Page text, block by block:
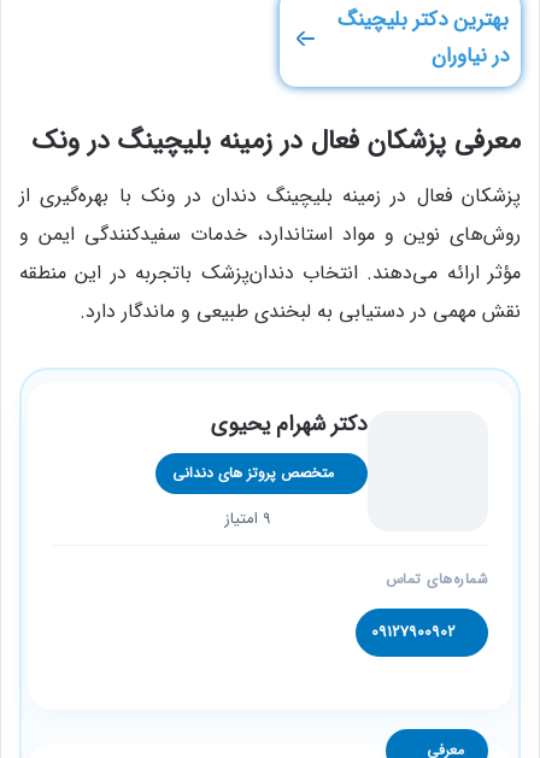
بهترین دکتر بلیچینگ
در نیاوران
معرفی پزشکان فعال در زمینه بلیچینگ در ونک
پزشکان فعال در زمینه بلیچینگ دندان در ونک با بهره‌گیری از
روش‌های نوین و مواد استاندارد، خدمات سفیدکنندگی ایمن و
مؤثر ارائه می‌دهند. انتخاب دندان‌پزشک باتجربه در این منطقه
نقش مهمی در دستیابی به لبخندی طبیعی و ماندگار دارد.
دکتر شهرام یحیوی
متخصص پروتز های دندانی
9 امتیاز
شماره‌های تماس
09127900902
معرفی